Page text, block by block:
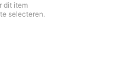
dit item
selecteren.